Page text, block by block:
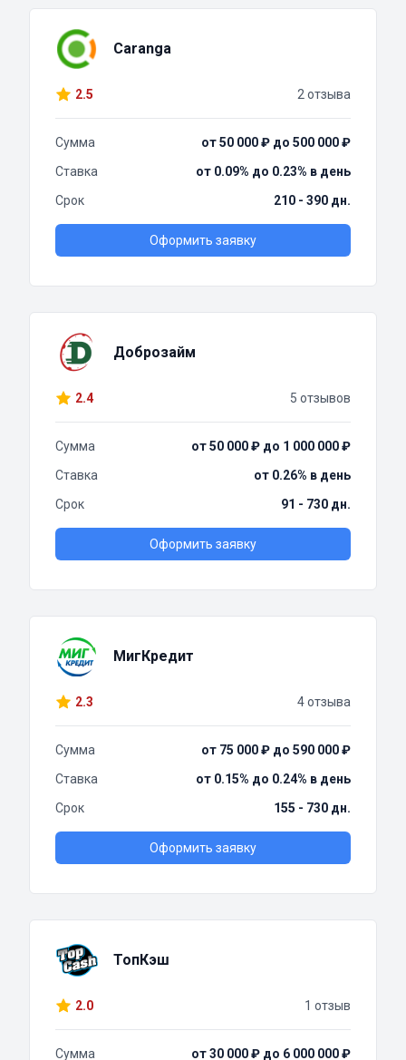
Caranga
2.5 2 отзыва
Сумма
от 50 000 ₽ до 500 000 ₽
Ставка
от 0.09% до 0.23% в день
Срок
210 - 390 дн.
Оформить заявку
Доброзайм
2.4 5 отзывов
Сумма
от 50 000 ₽ до 1 000 000 ₽
Ставка
от 0.26% в день
Срок
91 - 730 дн.
Оформить заявку
МигКредит
2.3 4 отзыва
Сумма
от 75 000 ₽ до 590 000 ₽
Ставка
от 0.15% до 0.24% в день
Срок
155 - 730 дн.
Оформить заявку
ТопКэш
2.0 1 отзыв
Сумма от 30 000 ₽ до 6 000 000 ₽